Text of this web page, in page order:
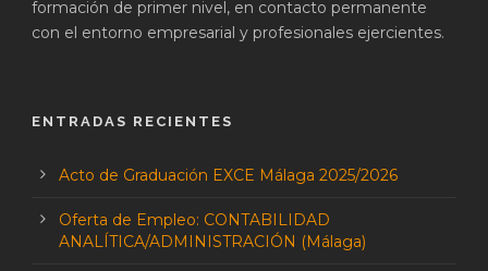
formación de primer nivel, en contacto permanente
con el entorno empresarial y profesionales ejercientes.
ENTRADAS RECIENTES
Acto de Graduación EXCE Málaga 2025/2026
Oferta de Empleo: CONTABILIDAD
ANALÍTICA/ADMINISTRACIÓN (Málaga)